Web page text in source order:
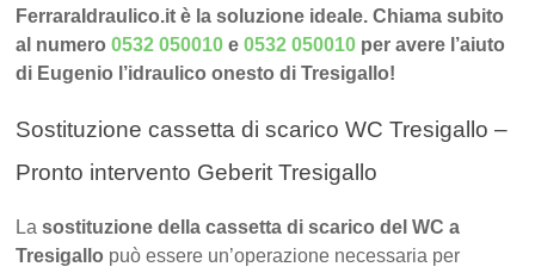
FerraraIdraulico.it è la soluzione ideale. Chiama subito
al numero0532 050010 e0532 050010 per avere l’aiuto
di Eugenio l’idraulico onesto di Tresigallo!
Sostituzione cassetta di scarico WC Tresigallo –
Pronto intervento Geberit Tresigallo
Lasostituzione della cassetta di scarico del WC a
Tresigallo può essere un’operazione necessaria per